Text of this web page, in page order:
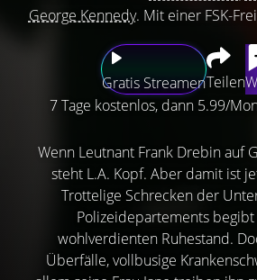
George Kennedy. Mit einer FSK-
Gratis StreamenTeilen
7 Tage kostenlos, dann 5.99/
Wenn Leutnant Frank Drebin auf
steht L.A. Kopf. Aber damit ist
Trottelige Schrecken der
Polizeidepartements
wohlverdienten Ruhestand.
Überfälle, vollbusige